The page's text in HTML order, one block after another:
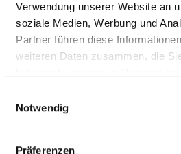
Verwendung unserer Website an
soziale Medien, Werbung und
Partner führen diese
weiteren Daten zusammen, die
Notwendig
Präferenzen
Native Computertomographie
des Muskel-Skelett-Systems
Magnetresonanz-
Linearbeschleuniger,